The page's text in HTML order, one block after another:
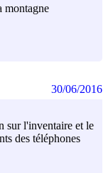
montagne
sur l'inventaire et le
des téléphones
30/06/2016